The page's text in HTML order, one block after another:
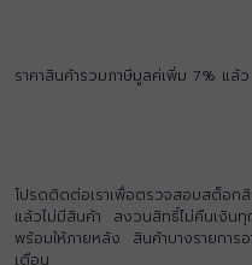
ราคาสินค้ารวมภาษีมูลค่เพิ่ม 7% แล้ว
โปรดติดต่อเราเพื่อตรวจสอบสต็อ
แล้วไม่มีสินค้า สงวนสิทธิ์ไม่คืนเงิน
พร้อมให้ภายหลัง สินค้าบางรายการ
เดือน